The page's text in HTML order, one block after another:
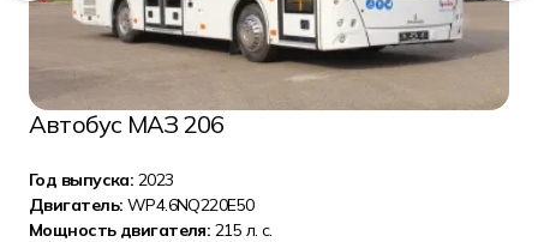
Автобус МАЗ 206
Год выпуска: 2023
Двигатель: WP4.6NQ220E50
Мощность двигателя: 215 л. с.